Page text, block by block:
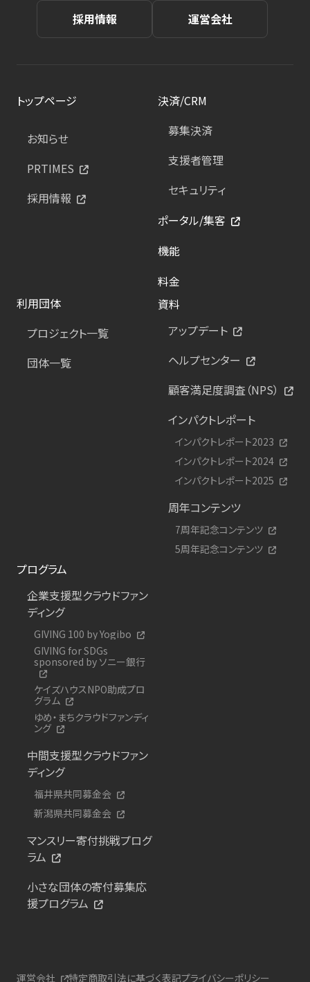
採用情報 運営会社
トップページ
お知らせ
PRTIMES
採用情報
決済/CRM
募集決済
支援者管理
セキュリティ
ポータル/集客
機能
料金
利用団体
プロジェクト一覧
団体一覧
資料
アップデート
ヘルプセンター
顧客満足度調査（NPS）
インパクトレポート
インパクトレポート2023
インパクトレポート2024
インパクトレポート2025
周年コンテンツ
7周年記念コンテンツ
5周年記念コンテンツ
プログラム
企業支援型クラウドファン
ディング
GIVING 100 by Yogibo
GIVING for SDGs
sponsored by ソニー銀行
ケイズハウスNPO助成プロ
グラム
ゆめ・まちクラウドファンディ
ング
中間支援型クラウドファン
ディング
福井県共同募金会
新潟県共同募金会
マンスリー寄付挑戦プログ
ラム
小さな団体の寄付募集応
援プログラム
運営会社 特定商取引法に基づく表記プライバシーポリシー